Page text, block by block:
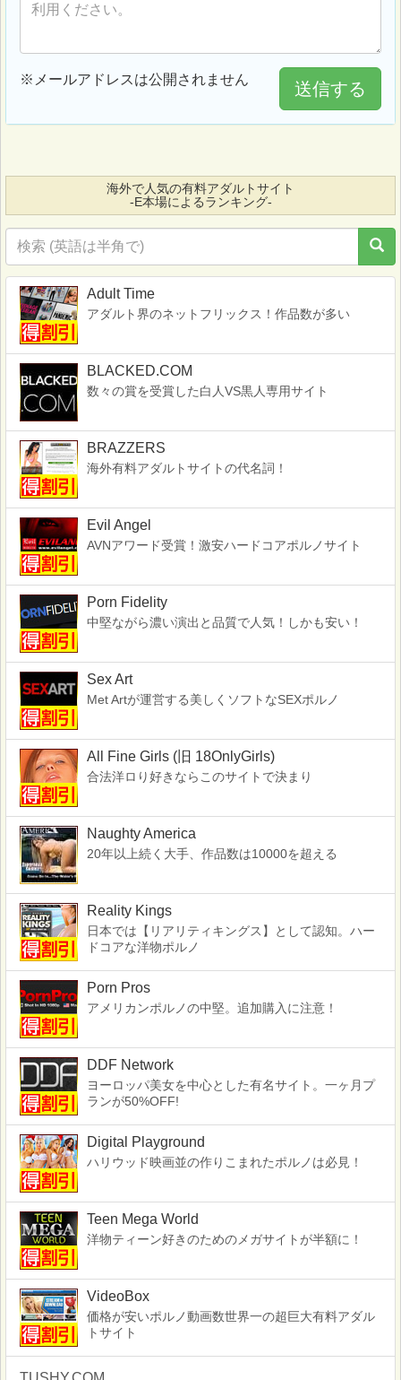
※メールアドレスは公開されません 送信する
海外で人気の有料アダルトサイト
-E本場によるランキング-
Adult Time
アダルト界のネットフリックス！作品数が多い
BLACKED.COM
数々の賞を受賞した白人VS黒人専用サイト
BRAZZERS
海外有料アダルトサイトの代名詞！
Evil Angel
AVNアワード受賞！激安ハードコアポルノサイト
Porn Fidelity
中堅ながら濃い演出と品質で人気！しかも安い！
Sex Art
Met Artが運営する美しくソフトなSEXポルノ
All Fine Girls (旧 18OnlyGirls)
合法洋ロり好きならこのサイトで決まり
Naughty America
20年以上続く大手、作品数は10000を超える
Reality Kings
日本では【リアリティキングス】として認知。ハー
ドコアな洋物ポルノ
Porn Pros
アメリカンポルノの中堅。追加購入に注意！
DDF Network
ヨーロッパ美女を中心とした有名サイト。一ヶ月プ
ランが50%OFF!
Digital Playground
ハリウッド映画並の作りこまれたポルノは必見！
Teen Mega World
洋物ティーン好きのためのメガサイトが半額に！
VideoBox
価格が安いポルノ動画数世界一の超巨大有料アダル
トサイト